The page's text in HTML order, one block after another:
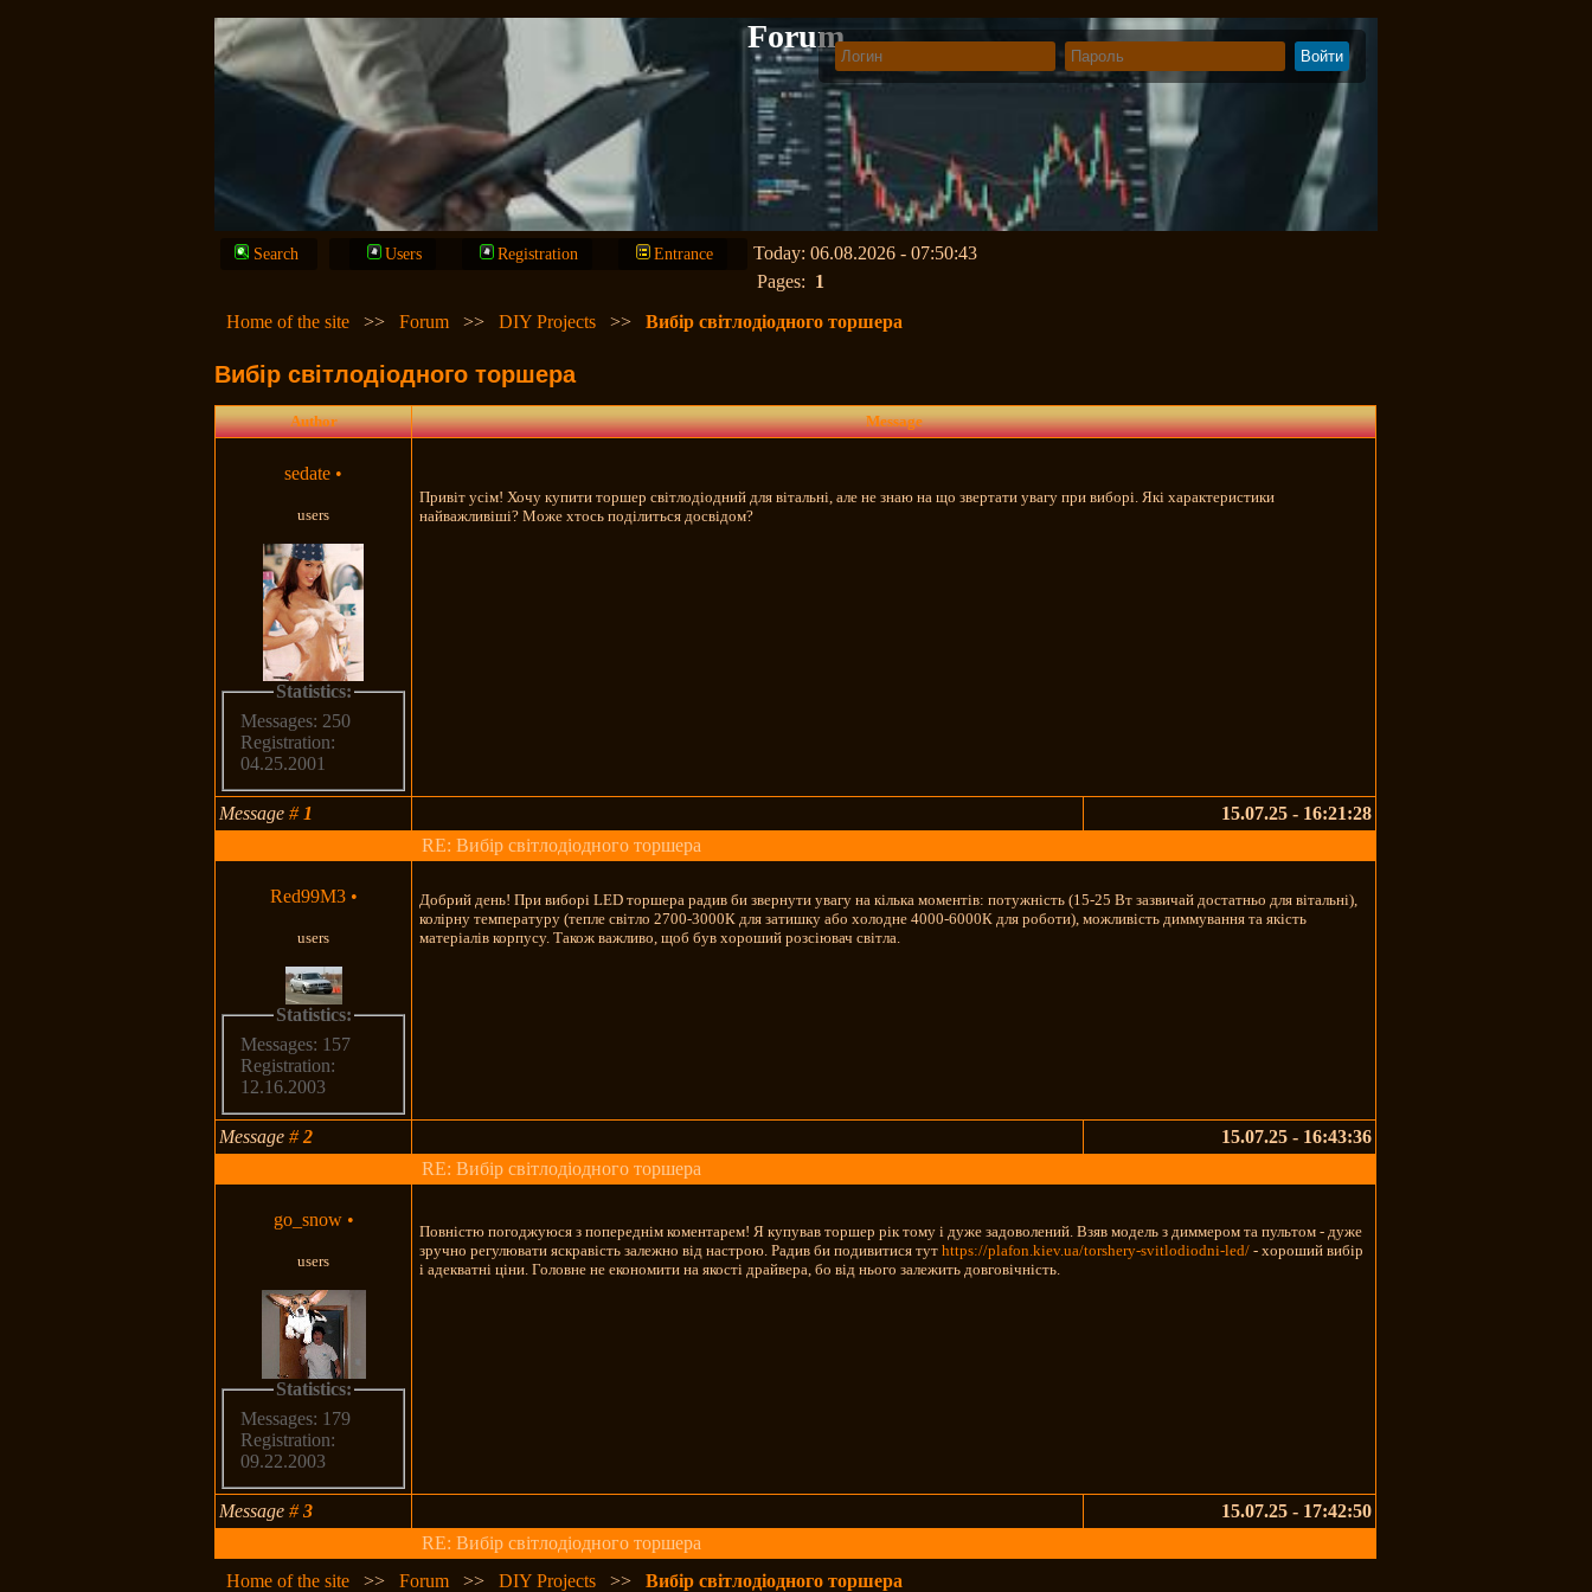
Forum
Search Users Registration Entrance
Today: 06.08.2026 - 07:50:43
Pages: 1
Home of the site
>>Forum >>DIY Projects >>Вибір світлодіодного торшера
Вибір світлодіодного торшера
Author Message
sedate •
users
Statistics:
Messages: 250
Registration:
04.25.2001
Привіт усім! Хочу купити торшер світлодіодний для вітальні, але не знаю на що звертати увагу при виборі. Які характеристики
найважливіші? Може хтось поділиться досвідом?
Message# 1
15.07.25 - 16:21:28
RE: Вибір світлодіодного торшера
Red99M3 •
users
Statistics:
Messages: 157
Registration:
12.16.2003
Добрий день! При виборі LED торшера радив би звернути увагу на кілька моментів: потужність (15-25 Вт зазвичай достатньо для вітальні),
колірну температуру (тепле світло 2700-3000К для затишку або холодне 4000-6000К для роботи), можливість диммування та якість
матеріалів корпусу. Також важливо, щоб був хороший розсіювач світла.
Message#2
15.07.25 - 16:43:36
RE: Вибір світлодіодного торшера
go_snow •
users
Statistics:
Messages: 179
Registration:
09.22.2003
Повністю погоджуюся з попереднім коментарем! Я купував торшер рік тому і дуже задоволений. Взяв модель з диммером та пультом - дуже
зручно регулювати яскравість залежно від настрою. Радив би подивитися тутhttps://plafon.kiev.ua/torshery-svitlodiodni-led/ - хороший вибір
і адекватні ціни. Головне не економити на якості драйвера, бо від нього залежить довговічність.
Message#3
15.07.25 - 17:42:50
RE: Вибір світлодіодного торшера
Home of the site
>>Forum >>DIY Projects >>Вибір світлодіодного торшера